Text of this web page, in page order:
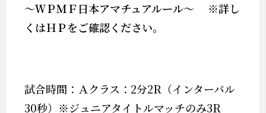
～ＷＰＭＦ日本アマチュアルール～
※詳し
くはＨＰをご確認ください。
試合時間：Ａクラス：2分2R（インターバル
30秒）※ジュニアタイトルマッチのみ3R